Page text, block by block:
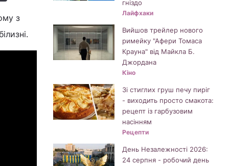
з
гніздо
Лайфхаки
Вийшов трейлер нового
римейку "Афери Томаса
Крауна" від Майкла Б.
Джордана
Кіно
Зі стиглих груш печу пиріг
- виходить просто смакота:
рецепт із гарбузовим
насінням
Рецепти
День Незалежності 2026:
24 серпня - робочий день